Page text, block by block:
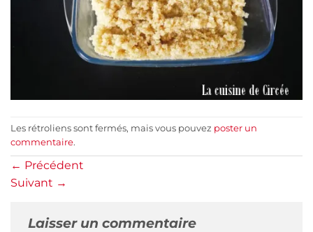
Les rétroliens sont fermés, mais vous pouvez poster un
commentaire.
← Précédent
Suivant →
Laisser un commentaire